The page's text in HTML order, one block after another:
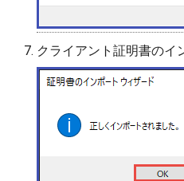
クライアント証明書のイ